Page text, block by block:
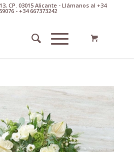
CP. 03015 Alicante - Llámanos al +34
- +34 667373242